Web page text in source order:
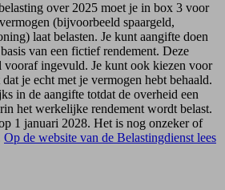
over 2025 moet je in box 3 voor
(bijvoorbeeld spaargeld,
laat belasten. Je kunt aangifte doen
van een fictief rendement. Deze
vooraf ingevuld. Je kunt ook kiezen voor
je echt met je vermogen hebt behaald.
in de aangifte totdat de overheid een
het werkelijke rendement wordt belast.
1 januari 2028. Het is nog onzeker of
Op de website van de Belastingdienst lees